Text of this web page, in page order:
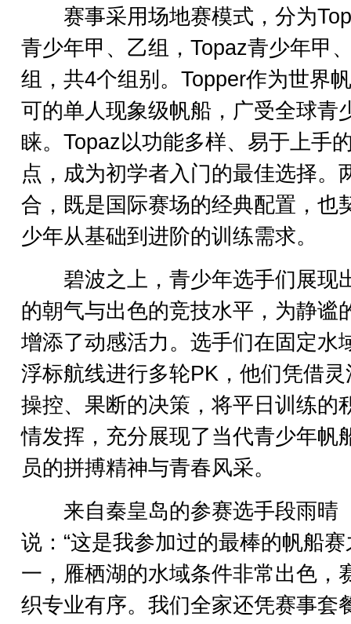
赛事采用场地赛模式，分为
青少年甲、乙组，Topaz青少年甲
组，共4个组别。Topper作为世界
可的单人现象级帆船，广受全球青
睐。Topaz以功能多样、易于上手
点，成为初学者入门的最佳选择。
合，既是国际赛场的经典配置，也
少年从基础到进阶的训练需求。
碧波之上，青少年选手们展现
的朝气与出色的竞技水平，为静谧
增添了动感活力。选手们在固定水
浮标航线进行多轮PK，他们凭借灵
操控、果断的决策，将平日训练的
情发挥，充分展现了当代青少年帆
员的拼搏精神与青春风采。
来自秦皇岛的参赛选手段雨晴
说：“这是我参加过的最棒的帆船赛
一，雁栖湖的水域条件非常出色，
织专业有序。我们全家还凭赛事套